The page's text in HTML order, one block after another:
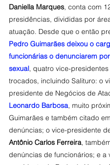
Daniella Marques, conta com
presidências, divididas por
atuação. Desde que o então
Pedro Guimarães deixou o
funcionárias o denunciarem
sexual, quatro vice-presidentes
trocados, incluindo Salituro: o
presidente de Negócios de
Leonardo Barbosa, muito
Guimarães e também citado em
denúncias; o vice-presidente
Antônio Carlos Ferreira,
denúncias de funcionários; e a